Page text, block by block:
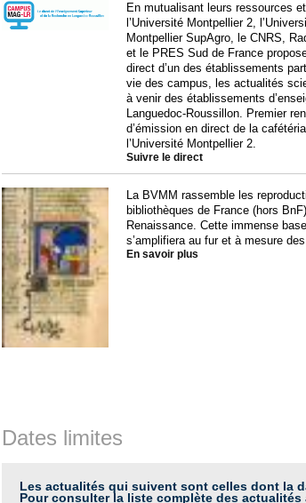
En mutualisant leurs ressources
l’Université Montpellier 2,
Montpellier SupAgro, le CNRS,
et le PRES Sud de France
direct d’un des établissements
vie des campus, les actualités
à venir des établissements
Languedoc-Roussillon. Premier
d’émission en direct de la
l’Université Montpellier 2.
Suivre le direct
La BVMM rassemble les
bibliothèques de France (hors
Renaissance. Cette immense
s’amplifiera au fur et à mesure
En savoir plus
Dates limites
Les actualités qui suivent sont celles dont la
Pour consulter la liste complète des actualités